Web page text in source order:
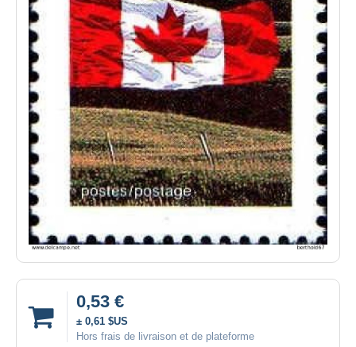
0,53 €
± 0,61 $US
Hors frais de livraison et de plateforme